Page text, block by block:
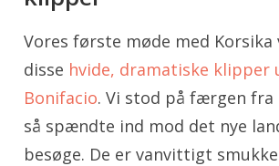
Vores første møde med Korsika
disse hvide, dramatiske klipper
Bonifacio. Vi stod på færgen fra
så spændte ind mod det nye
besøge. De er vanvittigt